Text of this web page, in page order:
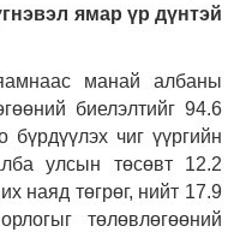
ямар үр дүнтэй
манай албаны
биелэлтийг 94.6
бүрдүүлэх чиг үүргийн
улсын төсөвт 12.2
наяд төгрөг, нийт 17.9
төлөвлөгөөний